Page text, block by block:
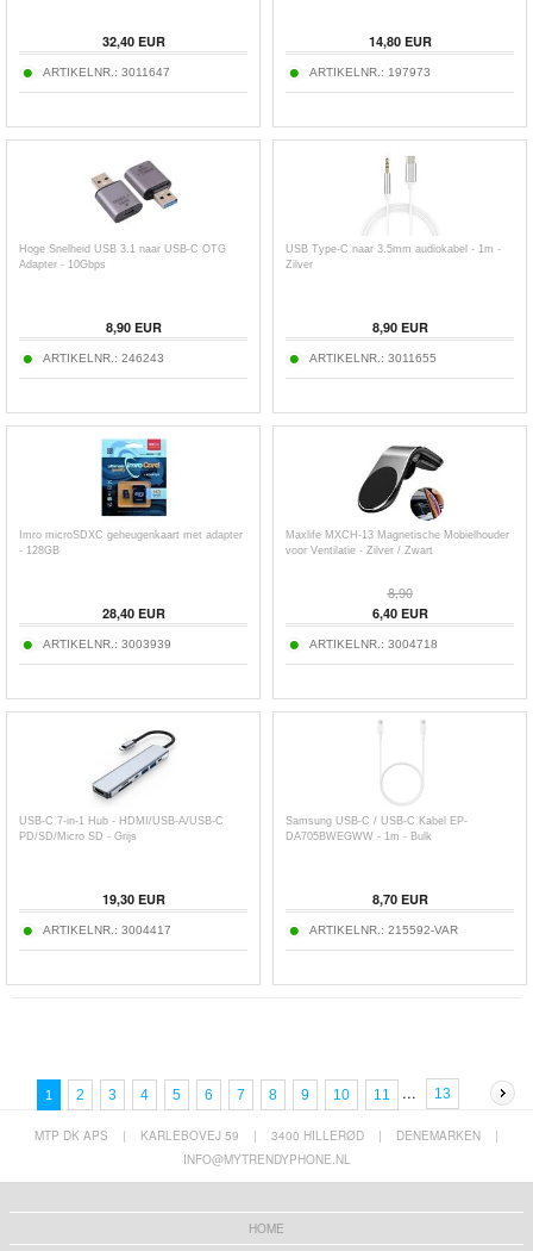
32,40EUR
ARTIKELNR.: 3011647
14,80EUR
ARTIKELNR.: 197973
Hoge Snelheid USB 3.1 naar USB-C OTG
Adapter - 10Gbps
8,90EUR
ARTIKELNR.: 246243
USB Type-C naar 3.5mm audiokabel - 1m -
Zilver
8,90EUR
ARTIKELNR.: 3011655
Imro microSDXC geheugenkaart met adapter
- 128GB
28,40EUR
ARTIKELNR.: 3003939
Maxlife MXCH-13 Magnetische Mobielhouder
voor Ventilatie - Zilver / Zwart
8,90
6,40EUR
ARTIKELNR.: 3004718
USB-C 7-in-1 Hub - HDMI/USB-A/USB-C
PD/SD/Micro SD - Grijs
19,30EUR
ARTIKELNR.: 3004417
Samsung USB-C / USB-C Kabel EP-
DA705BWEGWW - 1m - Bulk
8,70EUR
ARTIKELNR.: 215592-VAR
1 2 3 4 5 6 7 8 9 10 11 ... 13
MTP DK APS | KARLEBOVEJ 59 | 3400 HILLERØD | DENEMARKEN
|
INFO@MYTRENDYPHONE.NL
HOME